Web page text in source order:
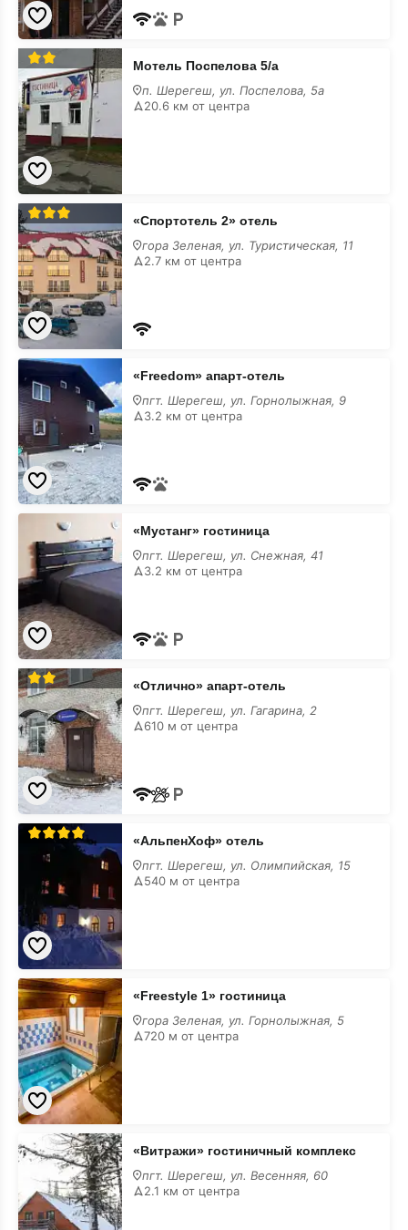
Мотель
Поспелова
5/
а
Мотель Поспелова 5/а
п. Шерегеш, ул. Поспелова, 5а
20.6 км от центра
«Спортотель
2»
отель
«Спортотель 2» отель
гора Зеленая, ул. Туристическая, 11
2.7 км от центра
«Freedom»
апарт-
отель
«Freedom» апарт-отель
пгт. Шерегеш, ул. Горнолыжная, 9
3.2 км от центра
«Мустанг»
гостиница
«Мустанг» гостиница
пгт. Шерегеш, ул. Снежная, 41
3.2 км от центра
«Отлично»
апарт-
отель
«Отлично» апарт-отель
пгт. Шерегеш, ул. Гагарина, 2
610 м от центра
«АльпенХоф»
«АльпенХоф» отель
пгт. Шерегеш, ул. Олимпийская, 15
540 м от центра
«Freestyle
1»
гостиница
«Freestyle 1» гостиница
гора Зеленая, ул. Горнолыжная, 5
720 м от центра
«Витражи»
гостиничный
комплекс
«Витражи» гостиничный комплекс
пгт. Шерегеш, ул. Весенняя, 60
2.1 км от центра